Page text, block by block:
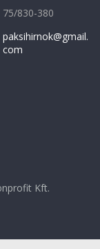
75/830-380
paksihirnok@gmail.
com
Kft.